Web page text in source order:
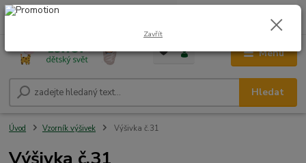
Menu
Hledat
+420 604 278 943 0,00 Kč
Úvod Vzorník výšivek Výšivka č.31
Zavřít